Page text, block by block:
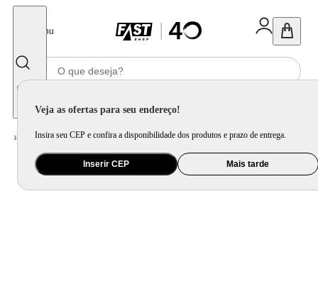
Menu
Veja as ofertas para seu endereço!
Insira seu CEP e confira a disponibilidade dos produtos e prazo de entrega.
Inserir CEP Mais tarde
Home Utilidade Doméstica Cozinha / Assadeira, Forma e Travessa